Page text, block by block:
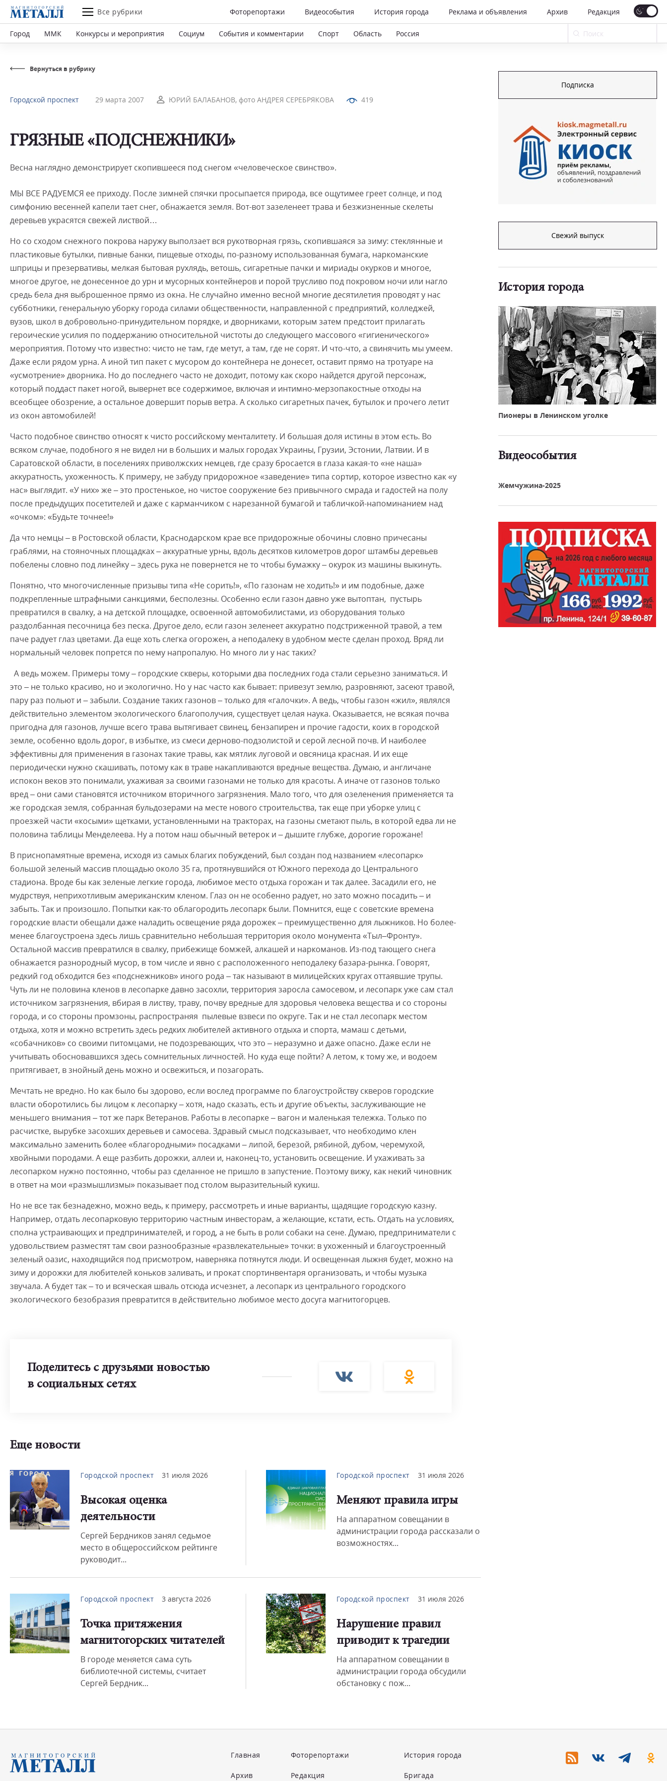
Все рубрики Фоторепортажи Видеособытия История города Реклама и объявления Архив Редакция
Город ММК Конкурсы и мероприятия Социум События и комментарии Спорт Область Россия
Вернуться в рубрику
Городской проспект 29 марта 2007 ЮРИЙ БАЛАБАНОВ, фото АНДРЕЯ СЕРЕБРЯКОВА 419
ГРЯЗНЫЕ «ПОДСНЕЖНИКИ»
Весна наглядно демонстрирует скопившееся под снегом «человеческое свинство».
МЫ ВСЕ РАДУЕМСЯ ее приходу. После зимней спячки просыпается природа, все ощутимее греет солнце, и под
симфонию весенней капели тает снег, обнажается земля. Вот-вот зазеленеет трава и безжизненные скелеты
деревьев украсятся свежей листвой…
Но со сходом снежного покрова наружу выползает вся рукотворная грязь, скопившаяся за зиму: стеклянные и
пластиковые бутылки, пивные банки, пищевые отходы, по-разному использованная бумага, наркоманские
шприцы и презервативы, мелкая бытовая рухлядь, ветошь, сигаретные пачки и мириады окурков и многое,
многое другое, не донесенное до урн и мусорных контейнеров и порой трусливо под покровом ночи или нагло
средь бела дня выброшенное прямо из окна. Не случайно именно весной многие десятилетия проводят у нас
субботники, генеральную уборку города силами общественности, направленной с предприятий, колледжей,
вузов, школ в добровольно-принудительном порядке, и дворниками, которым затем предстоит прилагать
героические усилия по поддержанию относительной чистоты до следующего массового «гигиенического»
мероприятия. Потому что известно: чисто не там, где метут, а там, где не сорят. И что-что, а свинячить мы умеем.
Даже если рядом урна. А иной тип пакет с мусором до контейнера не донесет, оставит прямо на тротуаре на
«усмотрение» дворника. Но до последнего часто не доходит, потому как скоро найдется другой персонаж,
который поддаст пакет ногой, вывернет все содержимое, включая и интимно-мерзопакостные отходы на
всеобщее обозрение, а остальное довершит порыв ветра. А сколько сигаретных пачек, бутылок и прочего летит
из окон автомобилей!
Часто подобное свинство относят к чисто российскому менталитету. И большая доля истины в этом есть. Во
всяком случае, подобного я не видел ни в больших и малых городах Украины, Грузии, Эстонии, Латвии. И в
Саратовской области, в поселениях приволжских немцев, где сразу бросается в глаза какая-то «не наша»
аккуратность, ухоженность. К примеру, не забуду придорожное «заведение» типа сортир, которое известно как «у
нас» выглядит. «У них» же – это простенькое, но чистое сооружение без привычного смрада и гадостей на полу
после предыдущих посетителей и даже с карманчиком с нарезанной бумагой и табличкой-напоминанием над
«очком»: «Будьте точнее!»
Да что немцы – в Ростовской области, Краснодарском крае все придорожные обочины словно причесаны
граблями, на стояночных площадках – аккуратные урны, вдоль десятков километров дорог штамбы деревьев
побелены словно под линейку – здесь рука не повернется не то чтобы бумажку – окурок из машины выкинуть.
Понятно, что многочисленные призывы типа «Не сорить!», «По газонам не ходить!» и им подобные, даже
подкрепленные штрафными санкциями, бесполезны. Особенно если газон давно уже вытоптан, пустырь
превратился в свалку, а на детской площадке, освоенной автомобилистами, из оборудования только
раздолбанная песочница без песка. Другое дело, если газон зеленеет аккуратно подстриженной травой, а тем
паче радует глаз цветами. Да еще хоть слегка огорожен, а неподалеку в удобном месте сделан проход. Вряд ли
нормальный человек попрется по нему напропалую. Но много ли у нас таких?
А ведь можем. Примеры тому – городские скверы, которыми два последних года стали серьезно заниматься. И
это – не только красиво, но и экологично. Но у нас часто как бывает: привезут землю, разровняют, засеют травой,
пару раз польют и – забыли. Создание таких газонов – только для «галочки». А ведь, чтобы газон «жил», являлся
действительно элементом экологического благополучия, существует целая наука. Оказывается, не всякая почва
пригодна для газонов, лучше всего трава вытягивает свинец, бензапирен и прочие гадости, коих в городской
земле, особенно вдоль дорог, в избытке, из смеси дерново-подзолистой и серой лесной почв. И наиболее
эффективны для применения в газонах такие травы, как мятлик луговой и овсяница красная. И их еще
периодически нужно скашивать, потому как в траве накапливаются вредные вещества. Думаю, и англичане
испокон веков это понимали, ухаживая за своими газонами не только для красоты. А иначе от газонов только
вред – они сами становятся источником вторичного загрязнения. Мало того, что для озеленения применяется та
же городская земля, собранная бульдозерами на месте нового строительства, так еще при уборке улиц с
проезжей части «косыми» щетками, установленными на тракторах, на газоны сметают пыль, в которой едва ли не
половина таблицы Менделеева. Ну а потом наш обычный ветерок и – дышите глубже, дорогие горожане!
В приснопамятные времена, исходя из самых благих побуждений, был создан под названием «лесопарк»
большой зеленый массив площадью около 35 га, протянувшийся от Южного перехода до Центрального
стадиона. Вроде бы как зеленые легкие города, любимое место отдыха горожан и так далее. Засадили его, не
мудрствуя, неприхотливым американским кленом. Глаз он не особенно радует, но зато можно посадить – и
забыть. Так и произошло. Попытки как-то облагородить лесопарк были. Помнится, еще с советские времена
городские власти обещали даже наладить освещение ряда дорожек – преимущественно для лыжников. Но более-
менее благоустроена здесь лишь сравнительно небольшая территория около монумента «Тыл–Фронту».
Остальной массив превратился в свалку, прибежище бомжей, алкашей и наркоманов. Из-под тающего снега
обнажается разнородный мусор, в том числе и явно с расположенного неподалеку базара-рынка. Говорят,
редкий год обходится без «подснежников» иного рода – так называют в милицейских кругах оттаявшие трупы.
Чуть ли не половина кленов в лесопарке давно засохли, территория заросла самосевом, и лесопарк уже сам стал
источником загрязнения, вбирая в листву, траву, почву вредные для здоровья человека вещества и со стороны
города, и со стороны промзоны, распространяя пылевые взвеси по округе. Так и не стал лесопарк местом
отдыха, хотя и можно встретить здесь редких любителей активного отдыха и спорта, мамаш с детьми,
«собачников» со своими питомцами, не подозревающих, что это – неразумно и даже опасно. Даже если не
учитывать обосновавшихся здесь сомнительных личностей. Но куда еще пойти? А летом, к тому же, и водоем
притягивает, в знойный день можно и освежиться, и позагорать.
Мечтать не вредно. Но как было бы здорово, если вослед программе по благоустройству скверов городские
власти оборотились бы лицом к лесопарку – хотя, надо сказать, есть и другие объекты, заслуживающие не
меньшего внимания – тот же парк Ветеранов. Работы в лесопарке – вагон и маленькая тележка. Только по
расчистке, вырубке засохших деревьев и самосева. Здравый смысл подсказывает, что необходимо клен
максимально заменить более «благородными» посадками – липой, березой, рябиной, дубом, черемухой,
хвойными породами. А еще разбить дорожки, аллеи и, наконец-то, установить освещение. И ухаживать за
лесопарком нужно постоянно, чтобы раз сделанное не пришло в запустение. Поэтому вижу, как некий чиновник
в ответ на мои «размышлизмы» показывает под столом выразительный кукиш.
Но не все так безнадежно, можно ведь, к примеру, рассмотреть и иные варианты, щадящие городскую казну.
Например, отдать лесопарковую территорию частным инвесторам, а желающие, кстати, есть. Отдать на условиях,
сполна устраивающих и предпринимателей, и город, а не быть в роли собаки на сене. Думаю, предприниматели с
удовольствием разместят там свои разнообразные «развлекательные» точки: в ухоженный и благоустроенный
зеленый оазис, находящийся под присмотром, наверняка потянутся люди. И освещенная лыжня будет, можно на
зиму и дорожки для любителей коньков заливать, и прокат спортинвентаря организовать, и чтобы музыка
звучала. А будет так – то и всяческая шваль отсюда исчезнет, а лесопарк из центрального городского
экологического безобразия превратится в действительно любимое место досуга магнитогорцев.
Поделитесь с друзьями новостью
в социальных сетях
Еще новости
Городской проспект 31 июля 2026
Высокая оценка
деятельности
Сергей Бердников занял седьмое
место в общероссийском рейтинге
руководит...
Городской проспект 31 июля 2026
Меняют правила игры
На аппаратном совещании в
администрации города рассказали о
возможностях...
Городской проспект 3 августа 2026
Точка притяжения
магнитогорских читателей
В городе меняется сама суть
библиотечной системы, считает
Сергей Бердник...
Городской проспект 31 июля 2026
Нарушение правил
приводит к трагедии
На аппаратном совещании в
администрации города обсудили
обстановку с пож...
Подписка
Свежий выпуск
История города
Пионеры в Ленинском уголке
Видеособытия
Смотреть видео
Жемчужина-2025
Главная
Архив
Фоторепортажи
Редакция
История города
Бригада